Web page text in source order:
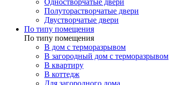
Одностворчатые двери
Полуторастворчатые двери
Двустворчатые двери
По типу помещения
По типу помещения
В дом с терморазрывом
В загородный дом с терморазрывом
В квартиру
В коттедж